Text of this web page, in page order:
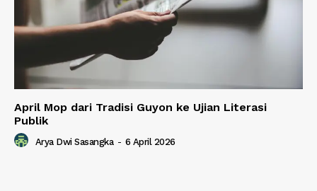
April Mop dari Tradisi Guyon ke Ujian Literasi
Publik
Arya Dwi Sasangka - 6 April 2026